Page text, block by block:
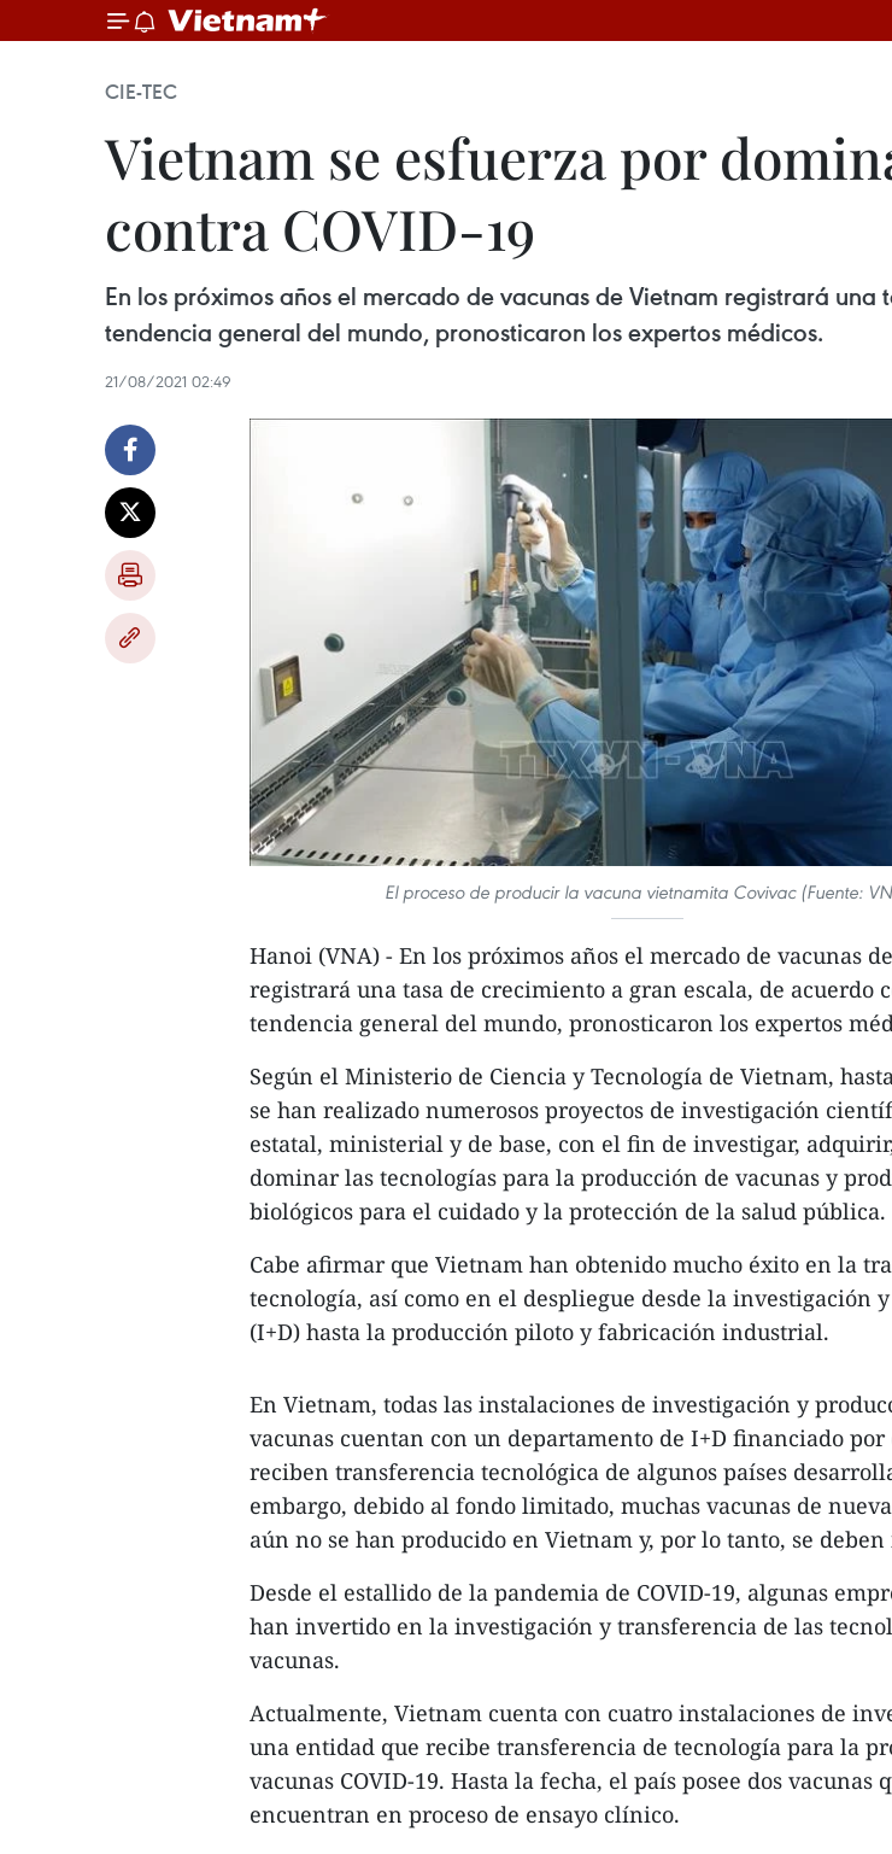
CIE-TEC
Vietnam se esfuerza por
contra COVID-19
En los próximos años el mercado de vacunas de Vietnam registrará
tendencia general del mundo, pronosticaron los expertos médicos.
21/08/2021 02:49
El proceso de producir la vacuna vietnamita Covivac (Fuente:
Hanoi (VNA) - En los próximos años el mercado de vacunas
registrará una tasa de crecimiento a gran escala, de acuerdo
tendencia general del mundo, pronosticaron los expertos
Según el Ministerio de Ciencia y Tecnología de Vietnam,
se han realizado numerosos proyectos de investigación
estatal, ministerial y de base, con el fin de investigar,
dominar las tecnologías para la producción de vacunas y
biológicos para el cuidado y la protección de la salud pública.
Cabe afirmar que Vietnam han obtenido mucho éxito en la
tecnología, así como en el despliegue desde la investigación
(I+D) hasta la producción piloto y fabricación industrial.
En Vietnam, todas las instalaciones de investigación y
vacunas cuentan con un departamento de I+D financiado por
reciben transferencia tecnológica de algunos países
embargo, debido al fondo limitado, muchas vacunas de
aún no se han producido en Vietnam y, por lo tanto, se
Desde el estallido de la pandemia de COVID-19, algunas
han invertido en la investigación y transferencia de las
vacunas.
Actualmente, Vietnam cuenta con cuatro instalaciones de
una entidad que recibe transferencia de tecnología para la
vacunas COVID-19. Hasta la fecha, el país posee dos vacunas
encuentran en proceso de ensayo clínico.